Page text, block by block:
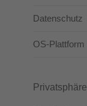
Datenschutz
OS-Plattform